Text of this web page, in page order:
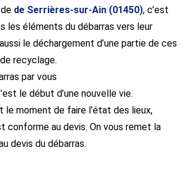
de Serrières-sur-Ain (01450), c’est
les éléments du débarras vers leur
le déchargement d’une partie de ces
recyclage.
par vous
le début d’une nouvelle vie.
le moment de faire l’état des lieux,
conforme au devis. On vous remet la
devis du débarras.